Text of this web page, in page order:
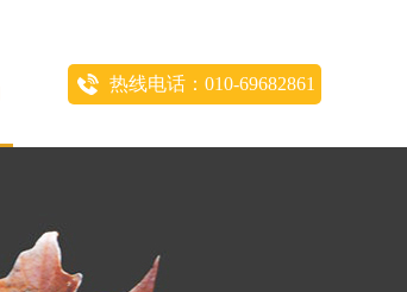
热线电话：010-69682861